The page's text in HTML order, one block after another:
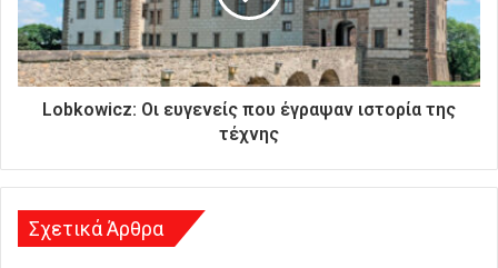
δ
ι
ε
ύ
σ
Lobkowicz: Οι ευγενείς που έγραψαν ιστορία της
τέχνης
Σχετικά Άρθρα